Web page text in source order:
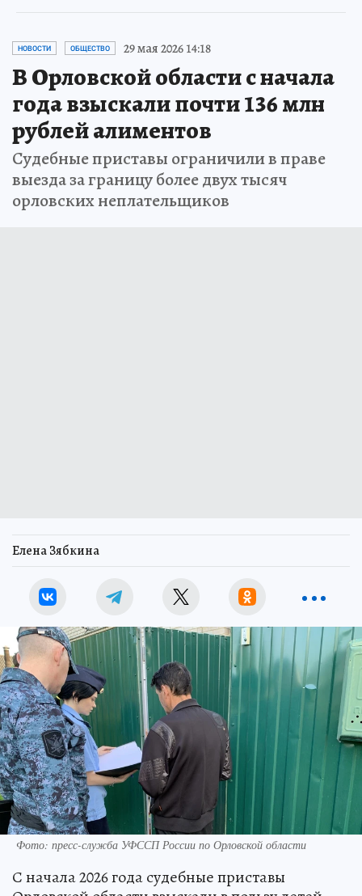
НОВОСТИ ОБЩЕСТВО 29 мая 2026 14:18
В Орловской области с начала
года взыскали почти 136 млн
рублей алиментов
Судебные приставы ограничили в праве
выезда за границу более двух тысяч
орловских неплательщиков
Елена Зябкина
Фото: пресс-служба УФССП России по Орловской области
С начала 2026 года судебные приставы